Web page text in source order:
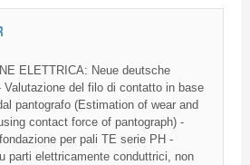
ELETTRICA: Neue deutsche
Valutazione del filo di contatto in base
pantografo (Estimation of wear and
contact force of pantograph) -
per pali TE serie PH -
parti elettricamente conduttrici, non